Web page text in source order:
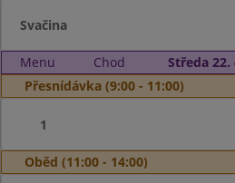
Svačina
Menu Chod
Středa 22.
Přesnídávka (9:00 - 11:00)
1
Oběd (11:00 - 14:00)